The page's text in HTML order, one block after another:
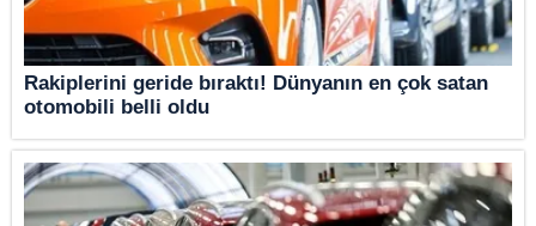
Rakiplerini geride bıraktı! Dünyanın en çok satan
otomobili belli oldu